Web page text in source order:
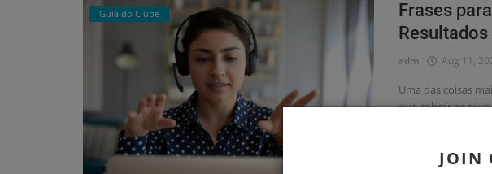
JOIN
Guia do Clube
Frases
Resultados
adm Aug 11,
Uma das coisas
que cobrar os